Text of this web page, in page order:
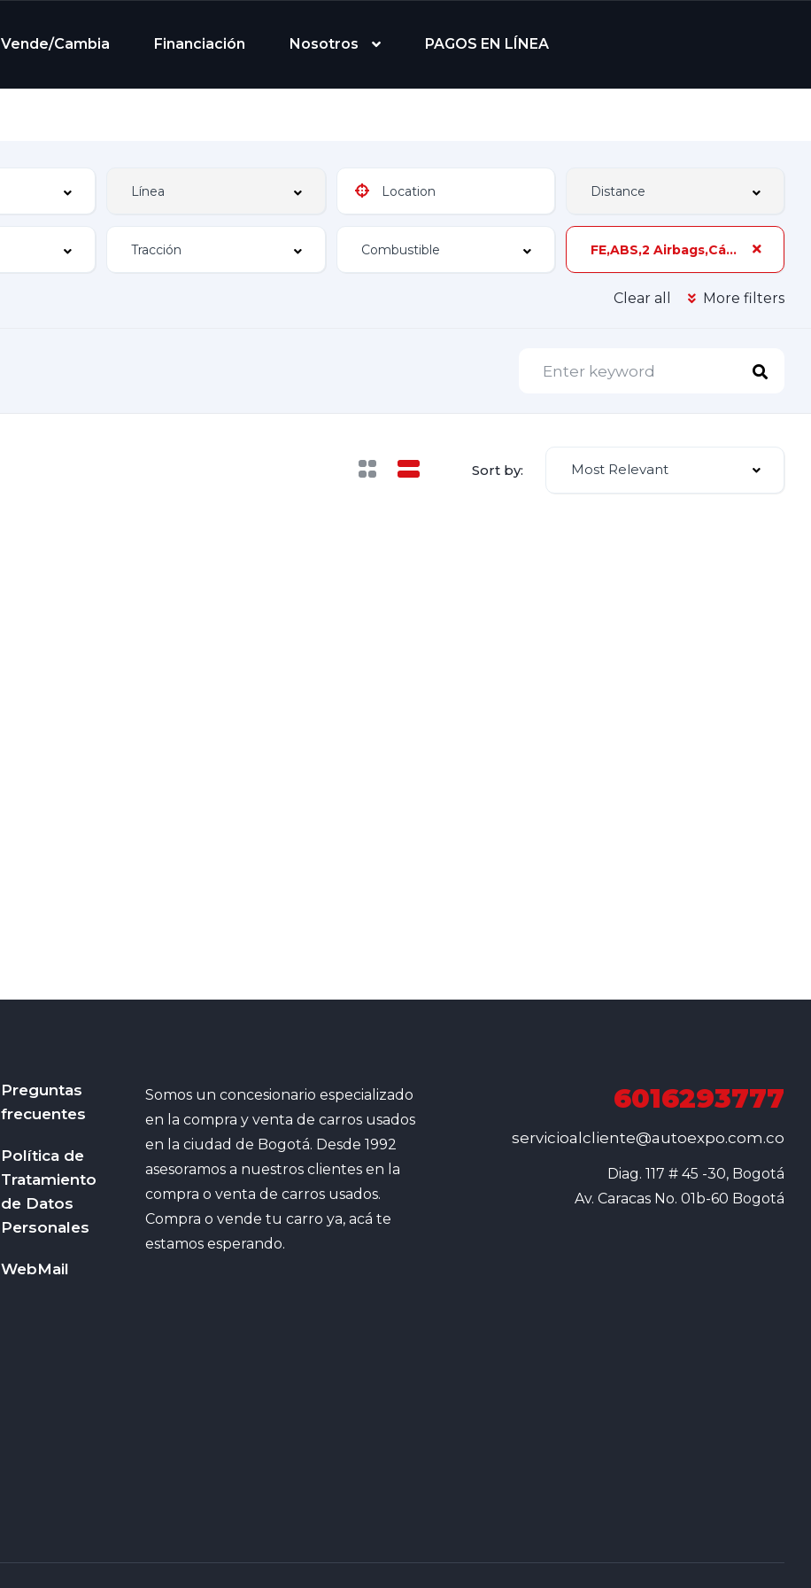
Vende/Cambia Financiación Nosotros PAGOS EN LÍNEA
FE,ABS,2 Airbags,Cámara de Reversa,83 hp,3 Dueños,Z-3B
Clear all More filters
Sort by: Most Relevant
Preguntas
frecuentes
Política de
Tratamiento
de Datos
Personales
WebMail
Somos un concesionario especializado
en la compra y venta de carros usados
en la ciudad de Bogotá. Desde 1992
asesoramos a nuestros clientes en la
compra o venta de carros usados.
Compra o vende tu carro ya, acá te
estamos esperando.
6016293777
servicioalcliente@autoexpo.com.co
Diag. 117 # 45 -30, Bogotá
Av. Caracas No. 01b-60 Bogotá